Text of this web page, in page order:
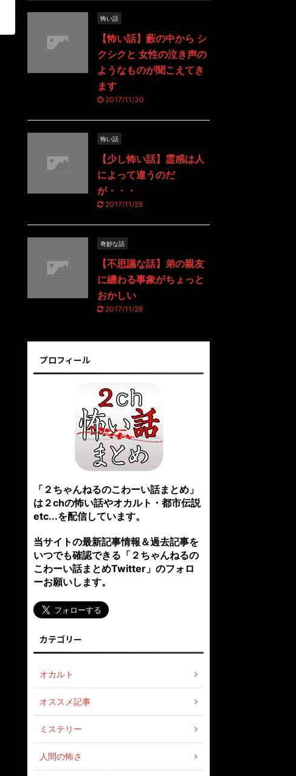
怖い話
【怖い話】藪の中から シ
クシクと 女性の泣き声の
ようなものが聞こえてき
ます
2017/11/30
怖い話
【少し怖い話】霊感は人
によって違うのだ
が・・・
2017/11/28
奇妙な話
【不思議な話】弟の親友
に纏わる事象がちょっと
おかしい
2017/11/28
プロフィール
「２ちゃんねるのこわーい話まとめ」
は２chの怖い話やオカルト・都市伝説
etc...を配信しています。
当サイトの最新記事情報＆過去記事を
いつでも確認できる「２ちゃんねるの
こわーい話まとめTwitter」のフォロ
ーお願いします。
カテゴリー
オカルト
オススメ記事
ミステリー
人間の怖さ